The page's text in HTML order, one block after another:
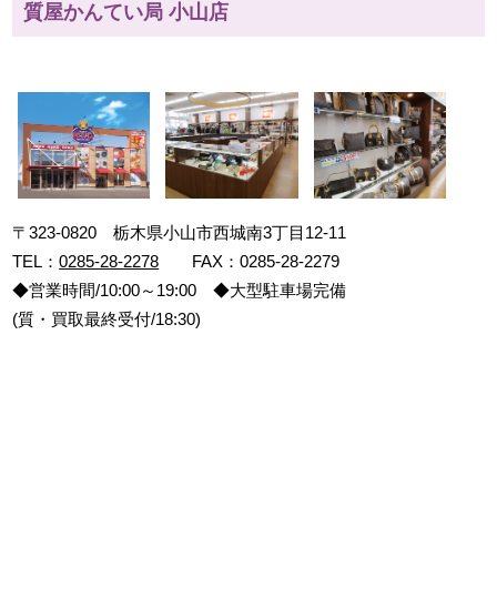
質屋かんてい局 小山店
〒323-0820 栃木県小山市西城南3丁目12-11
TEL：0285-28-2278 FAX：0285-28-2279
◆営業時間/10:00～19:00 ◆大型駐車場完備
(質・買取最終受付/18:30)